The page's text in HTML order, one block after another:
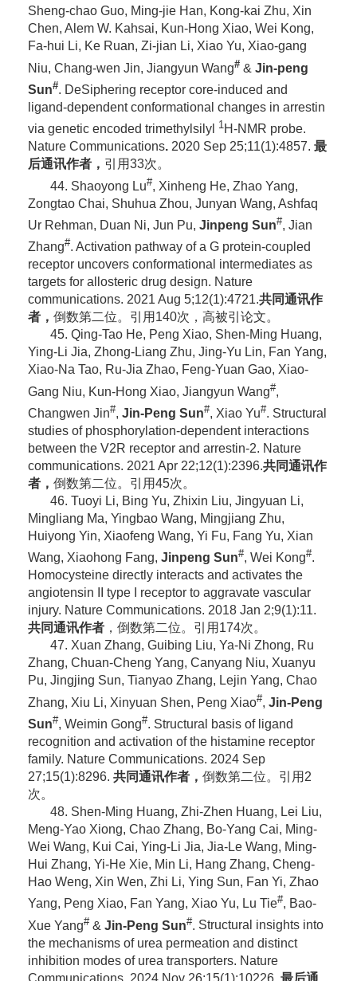
Sheng-chao Guo, Ming-jie Han, Kong-kai Zhu, Xin
Chen, Alem W. Kahsai, Kun-Hong Xiao, Wei Kong,
Fa-hui Li, Ke Ruan, Zi-jian Li, Xiao Yu, Xiao-gang
Niu, Chang-wen Jin, Jiangyun Wang#& Jin-peng
Sun#. DeSiphering receptor core-induced and
ligand-dependent conformational changes in arrestin
via genetic encoded trimethylsilyl 1H-NMR probe.
Nature Communications. 2020 Sep 25;11(1):4857. 最
后通讯作者， 引用33次。
44. Shaoyong Lu#, Xinheng He, Zhao Yang,
Zongtao Chai, Shuhua Zhou, Junyan Wang, Ashfaq
Ur Rehman, Duan Ni, Jun Pu, Jinpeng Sun#, Jian
Zhang#. Activation pathway of a G protein-coupled
receptor uncovers conformational intermediates as
targets for allosteric drug design. Nature
communications. 2021 Aug 5;12(1):4721.共同通讯作
者， 倒数第二位。引用140次，高被引论文。
45. Qing-Tao He, Peng Xiao, Shen-Ming Huang,
Ying-Li Jia, Zhong-Liang Zhu, Jing-Yu Lin, Fan Yang,
Xiao-Na Tao, Ru-Jia Zhao, Feng-Yuan Gao, Xiao-
Gang Niu, Kun-Hong Xiao, Jiangyun Wang#,
Changwen Jin#, Jin-Peng Sun#, Xiao Yu#. Structural
studies of phosphorylation-dependent interactions
between the V2R receptor and arrestin-2. Nature
communications. 2021 Apr 22;12(1):2396.共同通讯作
者， 倒数第二位。引用45次。
46. Tuoyi Li, Bing Yu, Zhixin Liu, Jingyuan Li,
Mingliang Ma, Yingbao Wang, Mingjiang Zhu,
Huiyong Yin, Xiaofeng Wang, Yi Fu, Fang Yu, Xian
Wang, Xiaohong Fang, Jinpeng Sun#, Wei Kong#.
Homocysteine directly interacts and activates the
angiotensin II type I receptor to aggravate vascular
injury. Nature Communications. 2018 Jan 2;9(1):11.
共同通讯作者，倒数第二位。引用174次。
47. Xuan Zhang, Guibing Liu, Ya-Ni Zhong, Ru
Zhang, Chuan-Cheng Yang, Canyang Niu, Xuanyu
Pu, Jingjing Sun, Tianyao Zhang, Lejin Yang, Chao
Zhang, Xiu Li, Xinyuan Shen, Peng Xiao#, Jin-Peng
Sun#, Weimin Gong#. Structural basis of ligand
recognition and activation of the histamine receptor
family. Nature Communications. 2024 Sep
27;15(1):8296. 共同通讯作者， 倒数第二位。引用2
次。
48. Shen-Ming Huang, Zhi-Zhen Huang, Lei Liu,
Meng-Yao Xiong, Chao Zhang, Bo-Yang Cai, Ming-
Wei Wang, Kui Cai, Ying-Li Jia, Jia-Le Wang, Ming-
Hui Zhang, Yi-He Xie, Min Li, Hang Zhang, Cheng-
Hao Weng, Xin Wen, Zhi Li, Ying Sun, Fan Yi, Zhao
Yang, Peng Xiao, Fan Yang, Xiao Yu, Lu Tie#, Bao-
Xue Yang#& Jin-Peng Sun#. Structural insights into
the mechanisms of urea permeation and distinct
inhibition modes of urea transporters. Nature
Communications. 2024 Nov 26;15(1):10226. 最后通